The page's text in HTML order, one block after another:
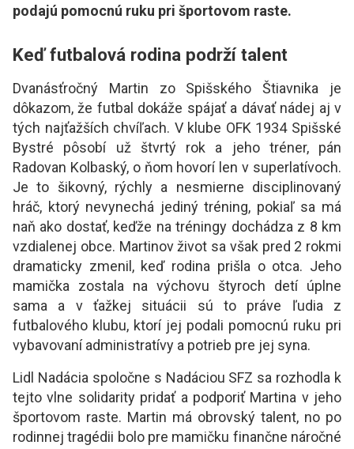
podajú pomocnú ruku pri športovom raste.
Keď futbalová rodina podrží talent
Dvanásťročný Martin zo Spišského Štiavnika je
dôkazom, že futbal dokáže spájať a dávať nádej aj v
tých najťažších chvíľach. V klube OFK 1934 Spišské
Bystré pôsobí už štvrtý rok a jeho tréner, pán
Radovan Kolbaský, o ňom hovorí len v superlatívoch.
Je to šikovný, rýchly a nesmierne disciplinovaný
hráč, ktorý nevynechá jediný tréning, pokiaľ sa má
naň ako dostať, keďže na tréningy dochádza z 8 km
vzdialenej obce. Martinov život sa však pred 2 rokmi
dramaticky zmenil, keď rodina prišla o otca. Jeho
mamička zostala na výchovu štyroch detí úplne
sama a v ťažkej situácii sú to práve ľudia z
futbalového klubu, ktorí jej podali pomocnú ruku pri
vybavovaní administratívy a potrieb pre jej syna.
Lidl Nadácia spoločne s Nadáciou SFZ sa rozhodla k
tejto vlne solidarity pridať a podporiť Martina v jeho
športovom raste. Martin má obrovský talent, no po
rodinnej tragédii bolo pre mamičku finančne náročné